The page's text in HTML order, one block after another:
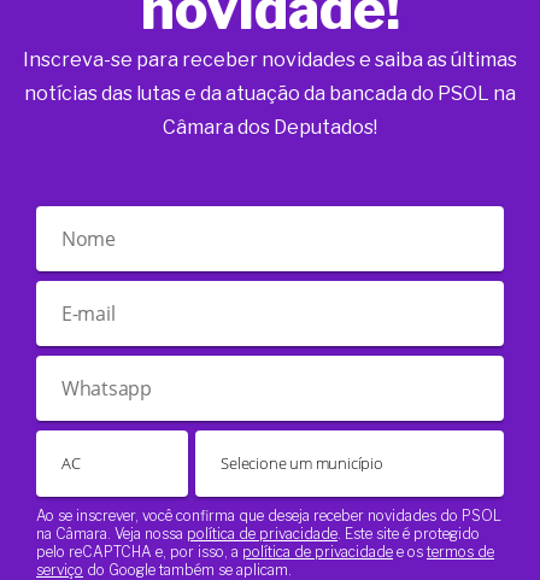
Inscreva-se para receber novidades e saiba as últimas
notícias das lutas e da atuação da bancada do PSOL na
Câmara dos Deputados!
Ao se inscrever, você confirma que deseja receber novidades do PSOL
na Câmara. Veja nossa política de privacidade . Este site é protegido
pelo reCAPTCHA e, por isso, a política de privacidade e os termos de
serviço do Google também se aplicam.